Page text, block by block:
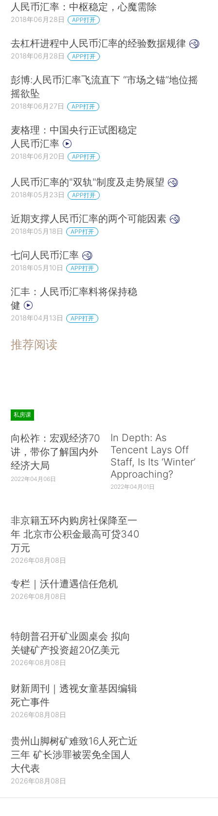
人民币汇率：中枢稳定，心魔需除
2018年06月28日 APP打开
去杠杆进程中人民币汇率的经验数据规律
2018年06月28日 APP打开
彭博:人民币汇率飞流直下 “市场之锚”地位摇
摇欲坠
2018年06月27日 APP打开
麦格理：中国央行正试图稳定
人民币汇率
2018年06月20日 APP打开
人民币汇率的"双轨"制度及走势展望
2018年05月23日 APP打开
近期支撑人民币汇率的两个可能因素
2018年05月18日 APP打开
七问人民币汇率
2018年05月10日 APP打开
汇丰：人民币汇率料将保持稳
健
2018年04月13日 APP打开
推荐阅读
私房课
向松祚：宏观经济70
讲，带你了解国内外
经济大局
2022年04月06日
In Depth: As
Tencent Lays Off
Staff, Is Its ‘Winter’
Approaching?
2022年04月01日
非京籍五环内购房社保降至一
年 北京市公积金最高可贷340
万元
2026年08月08日
专栏｜沃什遭遇信任危机
2026年08月08日
特朗普召开矿业圆桌会 拟向
关键矿产投资超20亿美元
2026年08月08日
财新周刊｜透视女童基因编辑
死亡事件
2026年08月08日
贵州山脚树矿难致16人死亡近
三年 矿长涉罪被罢免全国人
大代表
2026年08月08日